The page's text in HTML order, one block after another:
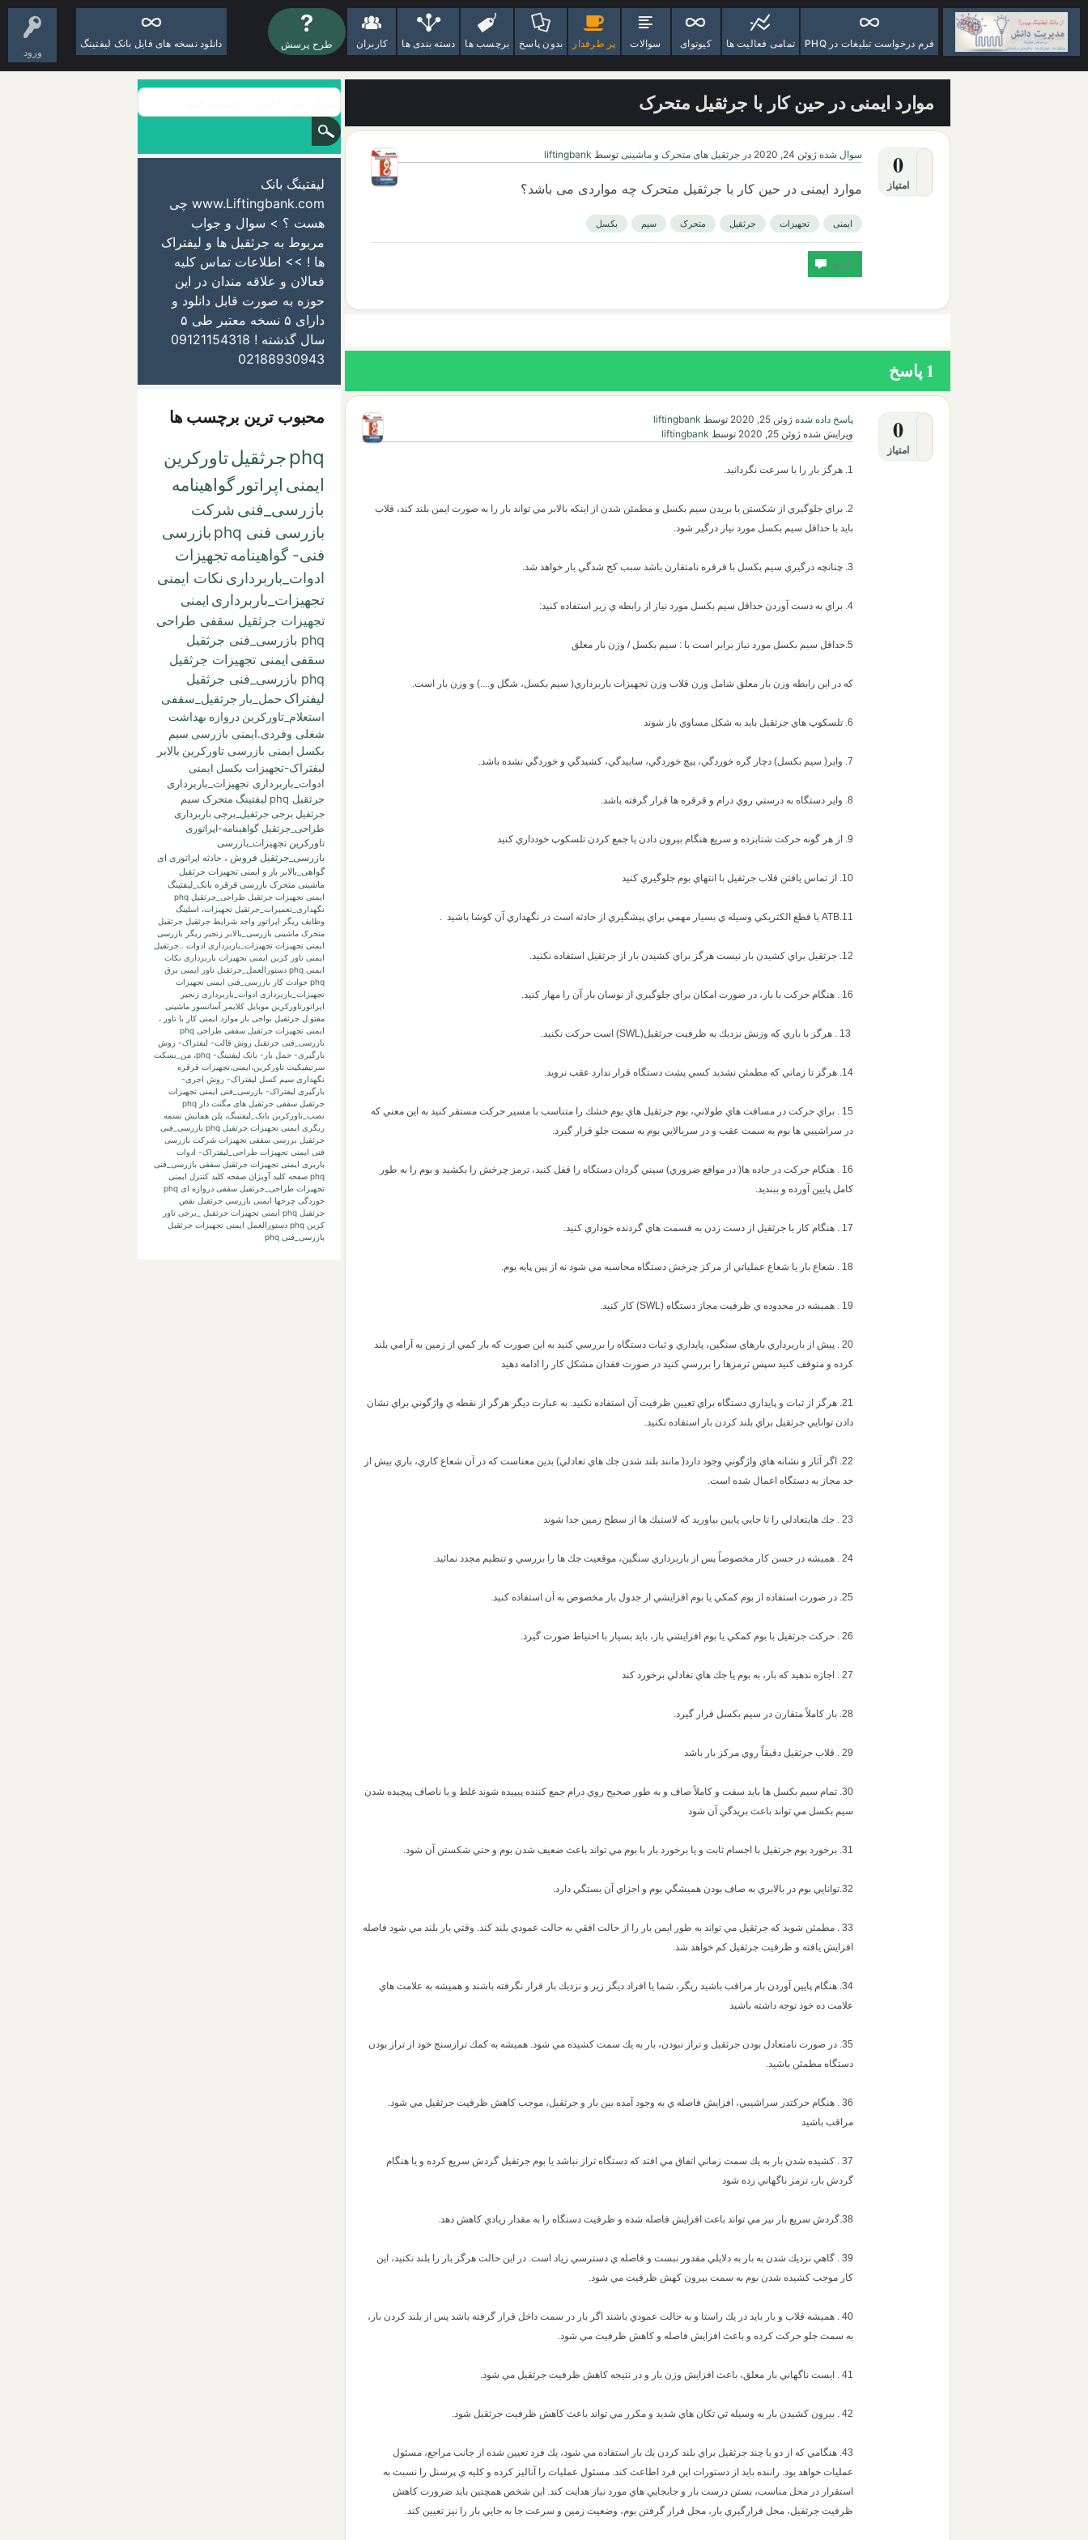
ورود
فرم درخواست تبلیغات در PHQ تمامی فعالیت ها کیوتوای سوالات پر طرفدار بدون پاسخ برچسب ها دسته بندی ها کاربران طرح پرسش دانلود نسخه های فایل بانک لیفتینگ
موارد ايمنی در حين كار با جرثقيل متحرک
0
امتیاز
سوال شده ژوئن 24, 2020 در جرثقیل های متحرک و ماشینی توسط liftingbank
موارد ايمنی در حين كار با جرثقيل متحرک چه مواردی می باشد؟
ایمنی تجهیزات جرثقیل متحرک سیم بکسل
1پاسخ
0
امتیاز
پاسخ داده شده ژوئن 25, 2020 توسط liftingbank
ویرایش شده ژوئن 25, 2020 توسط liftingbank
1. هرگز بار را با سرعت نگردانيد.
2. براي جلوگيري از شكستن يا بريدن سيم بكسل و مطمئن شدن از اينكه بالابر مي تواند بار را به صورت ايمن بلند كند، قلاب
بايد با حداقل سيم بكسل مورد نياز درگير شود.
3. چنانچه درگيري سيم بكسل با قرقره نامتقارن باشد سبب كج شدگي بار خواهد شد.
4. براي به دست آوردن حداقل سيم بكسل مورد نياز از رابطه ي زير استفاده كنيد:
5.حداقل سيم بكسل مورد نياز برابر است با : سیم بکسل / وزن بار معلق
كه در اين رابطه وزن بار معلق شامل وزن قلاب وزن تجهيزات باربرداري( سيم بكسل، شگل و....) و وزن بار است.
6. تلسكوپ هاي جرثقيل بايد به شكل مساوي باز شوند
7. واير( سيم بكسل) دچار گره خوردگي، پيچ خوردگي، ساييدگي، كشيدگي و خوردگي نشده باشد.
8. واير دستگاه به درستي روي درام و قرقره ها قرار گرفته باشد.
9. از هر گونه حركت شتابزده و سريع هنگام بيرون دادن يا جمع كردن تلسكوپ خودداري كنيد
10. از تماس يافتن قلاب جرثقيل با انتهاي بوم جلوگيري كنيد
11.ATB يا قطع الكتريكي وسيله ي بسيار مهمي براي پيشگيري از حادثه است در نگهداري آن كوشا باشيد .
12. جرثقيل براي كشيدن بار نيست هرگز براي كشيدن بار از جرثقيل استفاده نكنيد.
16 . هنگام حركت با بار، در صورت امكان براي جلوگيري از نوسان بار آن را مهار كنيد.
14. هرگز تا زماني كه مطمئن نشديد كسي پشت دستگاه قرار ندارد عقب نرويد.
15 . براي حركت در مسافت هاي طولاني، بوم جرثقيل هاي بوم خشك را متناسب با مسير حركت مستقر كنيد به اين معني كه
در سراشيبي ها بوم به سمت عقب و در سربالايي بوم به سمت جلو قرار گيرد.
16 . هنگام حركت در جاده ها( در موافع ضروري) سيني گردان دستگاه را قفل كنيد، ترمز چرخش را بكشيد و بوم را به طور
كامل پايين آورده و ببنديد.
17 . هنگام كار با جرثقيل از دست زدن به قسمت هاي گردنده خوداري كنيد.
18 . شعاع بار يا شعاع عملياتي از مركز چرخش دستگاه محاسبه مي شود نه از پين پايه بوم.
19 . هميشه در محدوده ي ظرفيت مجاز دستگاه (SWL) كار كنيد.
20 . پيش از باربرداري بارهاي سنگين، پايداري و ثبات دستگاه را بررسي كنيد به اين صورت كه بار كمي از زمين به آرامي بلند
كرده و متوقف كنيد سپس ترمزها را بررسي كنيد در صورت فقدان مشكل كار را ادامه دهيد
21. هرگز از ثبات و پايداري دستگاه براي تعيين ظرفيت آن استفاده نكنيد. به عبارت ديگر هرگر از نقطه ي واژگوني براي نشان
دادن توانايي جرثقيل براي بلند كردن بار استفاده نكنيد.
22. اگر آثار و نشانه هاي واژگوني وجود دارد( مانند بلند شدن جك هاي تعادلي) بدين معناست كه در آن شعاع كاري، باري بيش از
حد مجاز به دستگاه اعمال شده است.
23 . جك هايتعادلي را تا جايي پايين بياوريد كه لاستيك ها از سطح زمين جدا شوند
24 . هميشه در حسن كار مخصوصاً پس از باربرداري سنگين، موقعيت جك ها را بررسي و تنظيم مجدد نمائيد.
25. در صورت استفاده از بوم كمكي يا بوم افزايشي از جدول بار مخصوص به آن استفاده كنيد.
26 . حركت جرثقيل با بوم كمكي يا بوم افزايشي باز، بايد بسيار با احتياط صورت گيرد.
27 . اجازه ندهيد كه بار، به بوم يا جك هاي تغادلي برخورد كند
28. بار كاملاً متقارن در سيم بكسل قرار گيرد.
29 . قلاب جرثقيل دقيقاً روي مركز بار باشد
30. تمام سيم بكسل ها بايد سفت و كاملاً صاف و به طور صحيح روي درام جمع كننده پيپيده شوند غلط و يا ناصاف پيچيده شدن
سيم بكسل مي تواند باعث بريدگي آن شود
31. برخورد بوم جرثقيل با اجسام ثابت و يا برخورد بار با بوم مي تواند باعث ضعيف شدن بوم و حتي شكستن آن شود.
32.توانايي بوم در بالابري به صاف بودن هميشگي بوم و اجزاي آن بستگي دارد.
33 . مطمئن شويد كه جرثقيل مي تواند به طور ايمن بار را از حالت افقي به حالت عمودي بلند كند. وقتي بار بلند مي شود فاصله
افزايش يافته و ظرفيت جرثقيل كم خواهد شد.
34. هنگام پايين آوردن بار مراقب باشيد ريگر، شما يا افراد ديگر زير و نزديك بار قرار نگرفته باشند و هميشه به علامت هاي
علامت ده خود توجه داشته باشيد
35. در صورت نامتعادل بودن جرثقيل و تراز نبودن، بار به يك سمت كشيده مي شود. هميشه به كمك ترازسنج خود از تراز بودن
دستگاه مطمئن باشيد.
36 . هنگام حركتدر سراشيبي، افزايش فاصله ي به وجود آمده بين بار و جرثقيل، موجب كاهش ظرفيت جرثقيل مي شود.
مراقب باشيد
37 . كشيده شدن بار به يك سمت زماني اتفاق مي افتد كه دستگاه تراز نباشد يا بوم جرثقيل گردش سريع كرده و يا هنگام
گردش بار، ترمز ناگهاني زده شود
38.گردش سريع بار نيز مي تواند باعث افزايش فاصله شده و ظرفيت دستگاه را به مقدار زيادي كاهش دهد.
39 . گاهي نزديك شدن به بار به دلايلي مقدور نبست و فاصله ي دسترسي زياد است. در اين حالت هرگز بار را بلند نكنيد، اين
كار موجب كشيده شدن بوم به سمت بيرون كهش ظرفيت مي شود.
40 . هميشه قلاب و بار بايد در يك راستا و به حالت عمودي باشند اگر بار در سمت داخل قرار گرفته باشد پس از بلند كردن بار،
به سمت جلو حركت كرده و باعث افزايش فاصله و كاهش ظرفيت مي شود.
41 . ايست ناگهاني بار معلق، باعث افزايش وزن بار و در نتيجه كاهش ظرفيت جرثقيل مي شود.
42 . بيرون كشيدن بار به وسيله ثي تكان هاي شديد و مكرر مي تواند باعث كاهش ظرفيت جرثقيل شود.
43. هنگامي كه از دو يا چند جرثقيل براي بلند كردن يك بار استفاده مي شود، يك فرد تعيين شده از جانب مراجع، مسئول
عمليات خواهد بود. راننده بايد از دستورات اين فرد اطاعت كند. مسئول عمليات را آناليز كرده و كليه ي پرسنل را نسبت به
استقرار در محل مناسب، بستن درست بار و جابجايي هاي مورد نياز هدايت كند. اين شخص همچنين بايد ضرورت كاهش
ظرفيت جرثقيل، محل قرارگيري بار، محل قرار گرفتن بوم، وضعيت زمين و سرعت جا به جايي بار را نيز تعيين كند.
لیفتینگ بانک
www.Liftingbank.com چی
هست ؟ > سوال و جواب
مربوط به جرثقیل ها و لیفتراک
ها ! >> اطلاعات تماس کلیه
فعالان و علاقه مندان در این
حوزه به صورت قابل دانلود و
دارای ۵ نسخه معتبر طی ۵
سال گذشته ! 09121154318
02188930943
محبوب ترین برچسب ها
phqجرثقیلتاورکرین
ایمنی اپراتور گواهینامه
بازرسی_فنی شرکت
بازرسی فنی phq
بازرسی
فنی- گواهینامهتجهیزات
ادوات_باربرداری نکات ایمنی
تجهیزات_باربرداری ایمنی
تجهیزات جرثقیل سقفی طراحی
phq بازرسی_فنی جرثقیل
سقفی ایمنی تجهیزات جرثقیل
phq بازرسی_فنی جرثقیل
لیفتراک حمل_بار جرثقیل_سقفی
استعلام_تاورکرین دروازه بهداشت
شغلی وفردی.ایمنی بازرسی سیم
بکسل ایمنی بازرسی تاورکرین بالابر
لیفتراک-تجهیزات بکسل ایمنی
ادوات_باربرداری تجهیزات_باربرداری
جرثقیل phq
لیفتینگ متحرک سیم
جرثقیل برجی جرثقیل_برجی باربرداری
طراحی_جرثقیل گواهینامه-اپراتوری
تاورکرین تجهیزات_بازرسی
بازرسی_جرثقیل فروش ، حادثه اپراتوری ای
گواهی_بالابر بار و ایمنی تجهیزات جرثقیل
ماشینی متحرک بازرسی قرقره بانک_لیفتینگ
ایمنی تجهیزات جرثقیل طراحی_جرثقیل phq
نگهداری_تعمیرات_جرثقیل تجهیزات، اسلینگ
وظایف ریگر اپراتور واجد شرایط جرثقیل جرثقیل
متحرک ماشینی بازرسی_بالابر زنجیر ریگر بازرسی
ایمنی تجهیزات تجهیزات_باربرداری ادوات ..جرثقیل
ایمنی تاور کرین ایمنی تجهیزات باربرداری نکات
ایمنی phq
دستورالعمل_جرثقیل تاور ایمنی برق
phq حوادث کار بازرسی_فنی
ایمنی تجهیزات
تجهیزات_باربرداری ادوات_باربرداری زنجیر
اپراتورتاورکرین موبایل کلایمر آسانسور ماشینی
مفتو.ل جرثقیل نواحی بار موارد ایمنی کار با تاور ،
ایمنی تجهیزات جرثقیل سقفی طراحی phq
بازرسی_فنی جرثقیل روش قالب- لیفتراک- روش
بارگیری- حمل بار- بانک لیفتینگ- phq، من_بسکت
سرتیفیکیت تاورکرین،ایمنی،تجهیزات قرقره
نگهداری سیم کسل لیفتراک- روش اجری-
بارگیری لیفتراک- بازرسی_فنی ایمنی تجهیزات
جرثقیل سقفی جرثقیل های مگنت دار phq
نصب_تاورکرین بانک_لیفتینگ، پلن همایش تسمه
ریگری
ایمنی تجهیزات جرثقیل phq بازرسی_فنی
جرثقیل بررسی سقفی تجهیزات شرکت بازرسی
فنی ایمنی تجهیزات طراحی_لیفتراک- ادوات
باربری ایمنی تجهیزات جرثقیل سقفی بازرسی_فنی
phq صفحه کلید آویزان صفحه کلید کنترل
ایمنی
تجهیزات طراحی_جرثقیل سقفی دروازه ای phq
خوردگی چرخها ایمنی بازرسی جرثقیل نقص
جرثقیل phq
ایمنی تجهیزات جرثقیل _برجی تاور
کرین phq دستورالعمل
ایمنی تجهیزات جرثقیل
بازرسی_فنی phq